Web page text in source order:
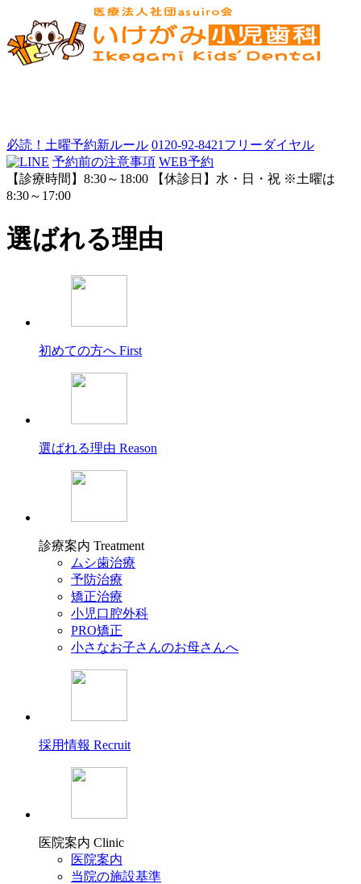
必読！土曜予約新ルール 0120-92-8421 フリーダイヤル
予約前の注意事項 WEB予約
【診療時間】8:30～18:00 【休診日】水・日・祝 ※土曜は
8:30～17:00
選ばれる理由
初めての方へ First
選ばれる理由 Reason
診療案内 Treatment
ムシ歯治療
予防治療
矯正治療
小児口腔外科
PRO矯正
小さなお子さんのお母さんへ
採用情報 Recruit
医院案内 Clinic
医院案内
当院の施設基準